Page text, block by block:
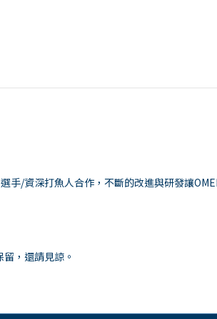
手/資深打魚人合作，不斷的改進與研發讓
，還請見諒。